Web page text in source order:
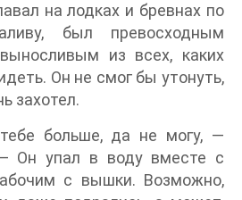
на лодках и бревнах по
был превосходным
из всех, каких
Он не смог бы утонуть,
захотел.
больше, да не могу, —
Он упал в воду вместе с
с вышки. Возможно,